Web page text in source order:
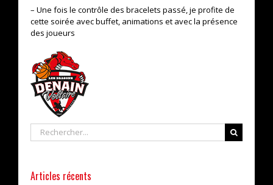
– Une fois le contrôle des bracelets passé, je profite de
cette soirée avec buffet, animations et avec la présence
des joueurs
Rechercher
Articles récents